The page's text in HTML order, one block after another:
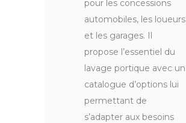
pour les concessions
automobiles, les loueurs
et les garages. Il
propose l’essentiel du
lavage portique avec un
catalogue d’options lui
permettant de
s’adapter aux besoins